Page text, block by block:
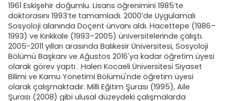
1961 Eskişehir doğumlu. Lisans öğrenimini 1985’te
doktorasını 1993’te tamamladı. 2000’de Uygulamalı
Sosyoloji alanında Doçent ünvanı aldı. Hacettepe (1986–
1993) ve Kırıkkale (1993–2005) üniversitelerinde çalıştı.
2005-2011 yılları arasında Balıkesir Üniversitesi, Sosyoloji
Bölümü Başkanı ve Ağustos 2016'ya kadar öğretim üyesi
olarak görev yaptı . Halen Kocaeli Üniversitesi Siyaset
Bilimi ve Kamu Yönetimi Bölümü'nde öğretim üyesi
olarak çalışmaktadır. Milli Eğitim Şurası (1995), Aile
Şurası (2008) gibi ulusal düzeydeki çalışmalarda